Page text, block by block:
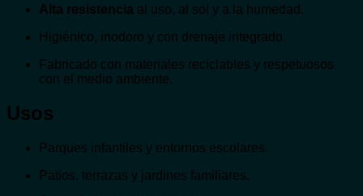
Alta resistencia al uso, al sol y a la humedad.
Higiénico, inodoro y con drenaje integrado.
Fabricado con materiales reciclables y respetuosos
con el medio ambiente.
Usos
Parques infantiles y entornos escolares.
Patios, terrazas y jardines familiares.